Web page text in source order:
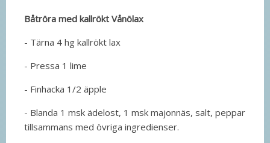
Båtröra med kallrökt Vånölax
- Tärna 4 hg kallrökt lax
- Pressa 1 lime
- Finhacka 1/2 äpple
- Blanda 1 msk ädelost, 1 msk majonnäs, salt, peppar
tillsammans med övriga ingredienser.